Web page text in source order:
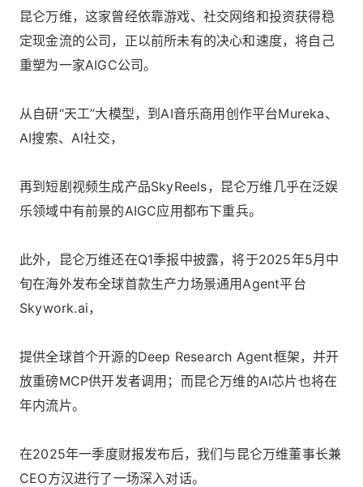
昆仑万维，这家曾经依靠游戏、社交网络和投资获得稳
定现金流的公司，正以前所未有的决心和速度，将自己
重塑为一家AIGC公司。
从自研“天工”大模型，到AI音乐商用创作平台Mureka、
AI搜索、AI社交，
再到短剧视频生成产品SkyReels，昆仑万维几乎在泛娱
乐领域中有前景的AIGC应用都布下重兵。
此外，昆仑万维还在Q1季报中披露，将于2025年5月中
旬在海外发布全球首款生产力场景通用Agent平台
Skywork.ai，
提供全球首个开源的Deep Research Agent框架，并开
放重磅MCP供开发者调用；而昆仑万维的AI芯片也将在
年内流片。
在2025年一季度财报发布后，我们与昆仑万维董事长兼
CEO方汉进行了一场深入对话。